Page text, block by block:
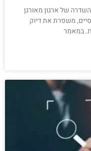
של ארגון מאורגן
משפרת את דיוק
במאמר